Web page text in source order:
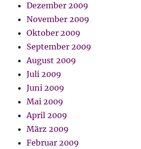
Dezember 2009
November 2009
Oktober 2009
September 2009
August 2009
Juli 2009
Juni 2009
Mai 2009
April 2009
März 2009
Februar 2009